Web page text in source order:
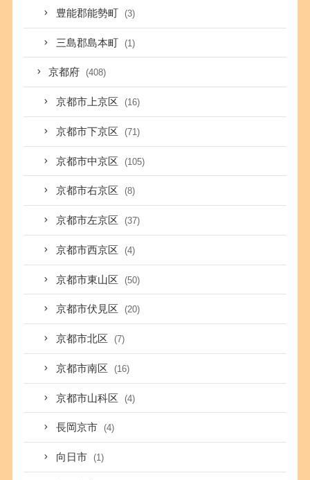
豊能郡能勢町 (3)
三島郡島本町 (1)
京都府 (408)
京都市上京区 (16)
京都市下京区 (71)
京都市中京区 (105)
京都市右京区 (8)
京都市左京区 (37)
京都市西京区 (4)
京都市東山区 (50)
京都市伏見区 (20)
京都市北区 (7)
京都市南区 (16)
京都市山科区 (4)
長岡京市 (4)
向日市 (1)